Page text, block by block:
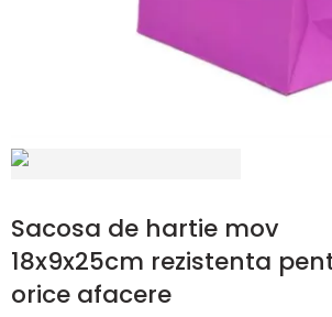
Sacosa de hartie mov
18x9x25cm rezistenta
orice afacere